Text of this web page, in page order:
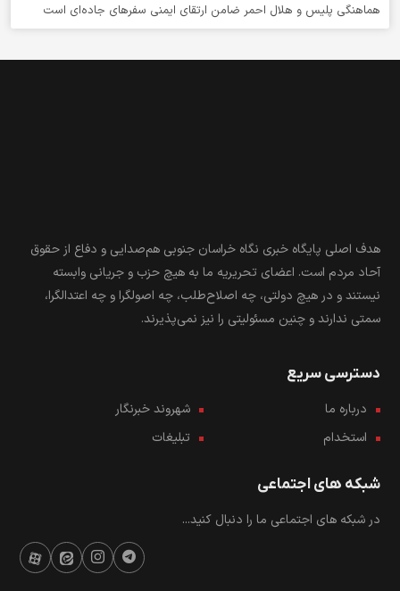
هماهنگی پلیس و هلال احمر ضامن ارتقای ایمنی سفرهای جاده‌ای است
نیستند و در هیچ دولتی، چه اصلاح‌طلب، چه اصولگرا و چه اعتدالگرا،
سمتی ندارند و چنین مسئولیتی را نیز نمی‌پذیرند.
درباره ما
استخدام
شبکه های اجتماعی
در شبکه های اجتماعی ما را دنبال کنید...
درباره ما
شهروند خبرنگار